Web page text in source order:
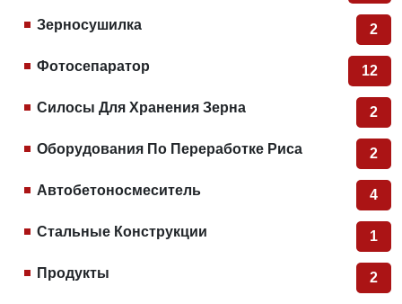
Зерносушилка 2
Фотосепаратор 12
Силосы Для Хранения Зерна 2
Оборудования По Переработке Риса 2
Автобетоносмеситель 4
Стальные Конструкции 1
Продукты 2